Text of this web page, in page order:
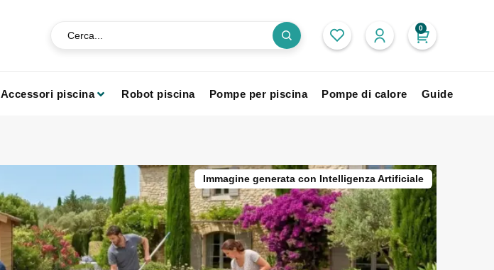
0
Accessori piscina Robot piscina Pompe per piscina Pompe di calore Guide
Immagine generata con Intelligenza Artificiale